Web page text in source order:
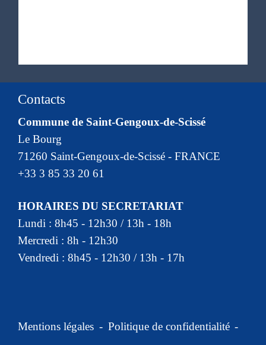
Contacts
Commune de Saint-Gengoux-de-Scissé
Le Bourg
71260 Saint-Gengoux-de-Scissé - FRANCE
+33 3 85 33 20 61
HORAIRES DU SECRETARIAT
Lundi : 8h45 - 12h30 / 13h - 18h
Mercredi : 8h - 12h30
Vendredi : 8h45 - 12h30 / 13h - 17h
Mentions légales - Politique de confidentialité -